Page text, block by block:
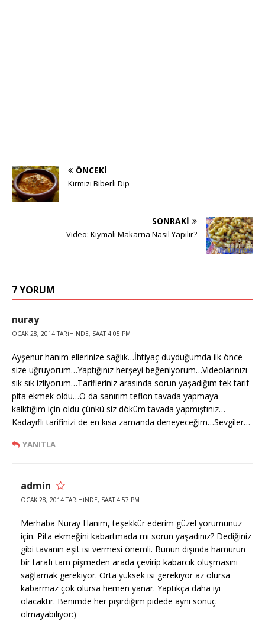
ÖNCEKI
Kırmızı Biberli Dip
SONRAKI
Video: Kıymalı Makarna Nasıl Yapılır?
7 YORUM
nuray
OCAK 28, 2014 TARIHINDE, SAAT 4:05 PM
Ayşenur hanım ellerinize sağlık…İhtiyaç duyduğumda ilk önce
size uğruyorum…Yaptığınız herşeyi beğeniyorum…Videolarınızı
sık sık izliyorum…Tarifleriniz arasında sorun yaşadığım tek tarif
pita ekmek oldu…O da sanırım teflon tavada yapmaya
kalktığım için oldu çünkü siz döküm tavada yapmıştınız…
Kadayıflı tarifinizi de en kısa zamanda deneyeceğim…Sevgiler…
YANITLA
admin
OCAK 28, 2014 TARIHINDE, SAAT 4:57 PM
Merhaba Nuray Hanım, teşekkür ederim güzel yorumunuz
için. Pita ekmeğini kabartmada mı sorun yaşadınız? Dediğiniz
gibi tavanın eşit ısı vermesi önemli. Bunun dışında hamurun
bir tarafı tam pişmeden arada çevirip kabarcık oluşmasını
sağlamak gerekiyor. Orta yüksek ısı gerekiyor az olursa
kabarmaz çok olursa hemen yanar. Yaptıkça daha iyi
olacaktır. Benimde her pişirdiğim pidede aynı sonuç
olmayabiliyor:)